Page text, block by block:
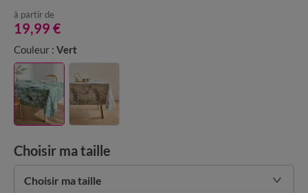
à partir de
19,99 €
Couleur : Vert
Choisir ma taille
Choisir ma taille